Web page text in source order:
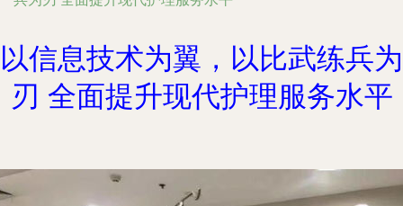
以信息技术为翼，以比武练兵为
刃 全面提升现代护理服务水平